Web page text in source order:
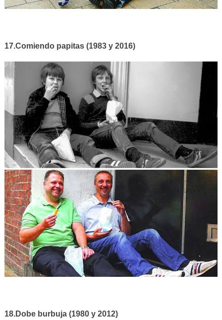
17.Comiendo papitas (1983 y 2016)
18.Dobe burbuja (1980 y 2012)